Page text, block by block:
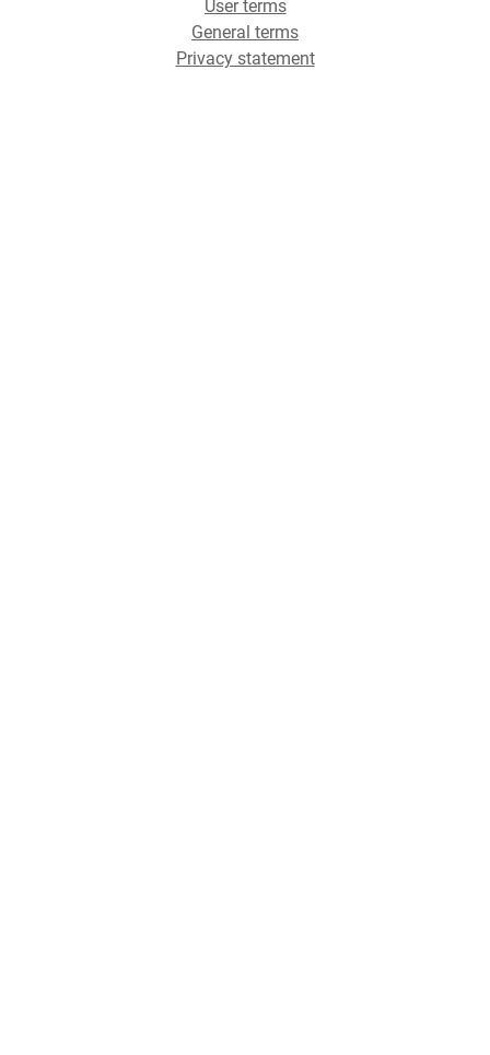
User terms
General terms
Privacy statement